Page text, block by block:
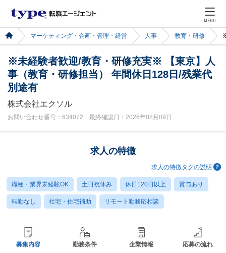
MENU
マーケティング・企画・管理・経営 人事 教育・研修
※未経験者歓迎/教育・研修充実※ 【東京】人
事（教育・研修担当） 年間休日128日/残業代
別途有
株式会社エクソル
お問い合わせ番号：634072 最終確認日：2026年08月09日
求人の特徴
求人の特徴タグの説明
職種・業界未経験OK 土日祝休み 休日120日以上 賞与あり
転勤なし 社宅・住宅補助 リモート勤務応相談
募集内容 勤務条件 企業情報 応募の流れ